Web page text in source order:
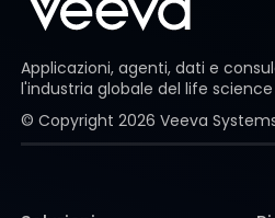
Applicazioni, agenti, dati e
l'industria globale del life science
© Copyright 2026 Veeva